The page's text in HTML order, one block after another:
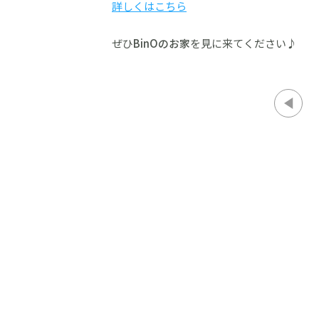
詳しくはこちら
ぜひBinOのお家を見に来てください♪